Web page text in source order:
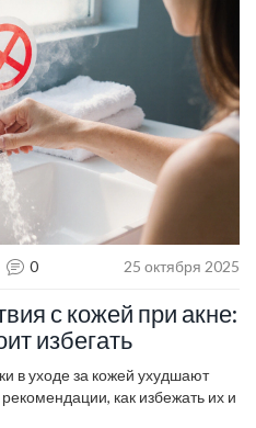
и как правильно их
0 25 октября 2025
с кожей при акне:
избегать
в уходе за кожей ухудшают
как избежать их и